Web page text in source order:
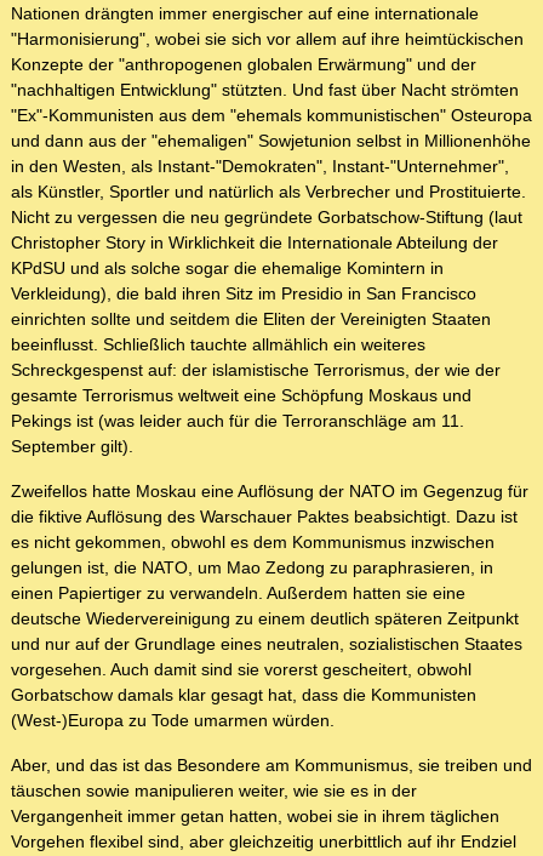
Nationen drängten immer energischer auf eine internationale
"Harmonisierung", wobei sie sich vor allem auf ihre heimtückischen
Konzepte der "anthropogenen globalen Erwärmung" und der
"nachhaltigen Entwicklung" stützten. Und fast über Nacht strömten
"Ex"-Kommunisten aus dem "ehemals kommunistischen" Osteuropa
und dann aus der "ehemaligen" Sowjetunion selbst in Millionenhöhe
in den Westen, als Instant-"Demokraten", Instant-"Unternehmer",
als Künstler, Sportler und natürlich als Verbrecher und Prostituierte.
Nicht zu vergessen die neu gegründete Gorbatschow-Stiftung (laut
Christopher Story in Wirklichkeit die Internationale Abteilung der
KPdSU und als solche sogar die ehemalige Komintern in
Verkleidung), die bald ihren Sitz im Presidio in San Francisco
einrichten sollte und seitdem die Eliten der Vereinigten Staaten
beeinflusst. Schließlich tauchte allmählich ein weiteres
Schreckgespenst auf: der islamistische Terrorismus, der wie der
gesamte Terrorismus weltweit eine Schöpfung Moskaus und
Pekings ist (was leider auch für die Terroranschläge am 11.
September gilt).
Zweifellos hatte Moskau eine Auflösung der NATO im Gegenzug für
die fiktive Auflösung des Warschauer Paktes beabsichtigt. Dazu ist
es nicht gekommen, obwohl es dem Kommunismus inzwischen
gelungen ist, die NATO, um Mao Zedong zu paraphrasieren, in
einen Papiertiger zu verwandeln. Außerdem hatten sie eine
deutsche Wiedervereinigung zu einem deutlich späteren Zeitpunkt
und nur auf der Grundlage eines neutralen, sozialistischen Staates
vorgesehen. Auch damit sind sie vorerst gescheitert, obwohl
Gorbatschow damals klar gesagt hat, dass die Kommunisten
(West-)Europa zu Tode umarmen würden.
Aber, und das ist das Besondere am Kommunismus, sie treiben und
täuschen sowie manipulieren weiter, wie sie es in der
Vergangenheit immer getan hatten, wobei sie in ihrem täglichen
Vorgehen flexibel sind, aber gleichzeitig unerbittlich auf ihr Endziel